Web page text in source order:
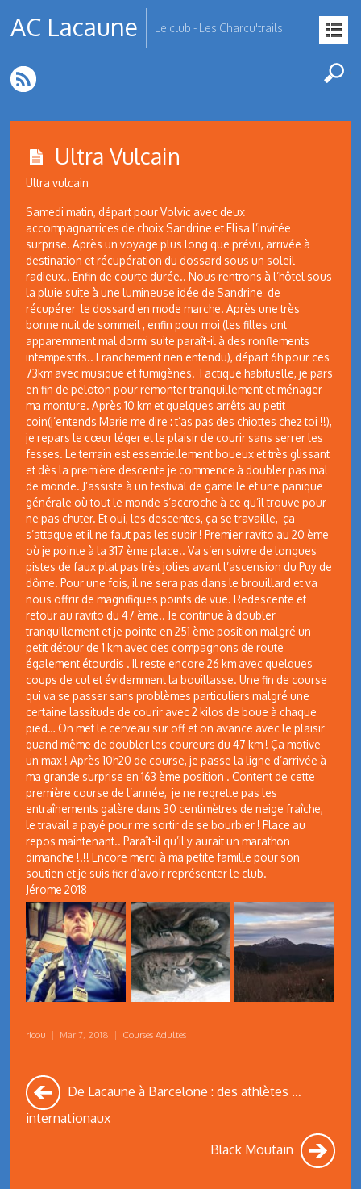
AC Lacaune Le club - Les Charcu'trails
Ultra Vulcain
Ultra vulcain
Samedi matin, départ pour Volvic avec deux
accompagnatrices de choix Sandrine et Elisa l’invitée
surprise. Après un voyage plus long que prévu, arrivée à
destination et récupération du dossard sous un soleil
radieux.. Enfin de courte durée.. Nous rentrons à l’hôtel sous
la pluie suite à une lumineuse idée de Sandrine de
récupérer le dossard en mode marche. Après une très
bonne nuit de sommeil , enfin pour moi (les filles ont
apparemment mal dormi suite paraît-il à des ronflements
intempestifs.. Franchement rien entendu), départ 6h pour ces
73km avec musique et fumigènes. Tactique habituelle, je pars
en fin de peloton pour remonter tranquillement et ménager
ma monture. Après 10 km et quelques arrêts au petit
coin(j’entends Marie me dire : t’as pas des chiottes chez toi !!),
je repars le cœur léger et le plaisir de courir sans serrer les
fesses. Le terrain est essentiellement boueux et très glissant
et dès la première descente je commence à doubler pas mal
de monde. J’assiste à un festival de gamelle et une panique
générale où tout le monde s’accroche à ce qu’il trouve pour
ne pas chuter. Et oui, les descentes, ça se travaille, ça
s’attaque et il ne faut pas les subir ! Premier ravito au 20 ème
où je pointe à la 317 ème place.. Va s’en suivre de longues
pistes de faux plat pas très jolies avant l’ascension du Puy de
dôme. Pour une fois, il ne sera pas dans le brouillard et va
nous offrir de magnifiques points de vue. Redescente et
retour au ravito du 47 ème.. Je continue à doubler
tranquillement et je pointe en 251 ème position malgré un
petit détour de 1 km avec des compagnons de route
également étourdis . Il reste encore 26 km avec quelques
coups de cul et évidemment la bouillasse. Une fin de course
qui va se passer sans problèmes particuliers malgré une
certaine lassitude de courir avec 2 kilos de boue à chaque
pied… On met le cerveau sur off et on avance avec le plaisir
quand même de doubler les coureurs du 47 km ! Ça motive
un max ! Après 10h20 de course, je passe la ligne d’arrivée à
ma grande surprise en 163 ème position . Content de cette
première course de l’année, je ne regrette pas les
entraînements galère dans 30 centimètres de neige fraîche,
le travail a payé pour me sortir de se bourbier ! Place au
repos maintenant.. Paraît-il qu’il y aurait un marathon
dimanche !!!! Encore merci à ma petite famille pour son
soutien et je suis fier d’avoir représenter le club.
Jérome 2018
ricou | Mar 7, 2018 | Courses Adultes |
De Lacaune à Barcelone : des athlètes …
internationaux
Black Moutain